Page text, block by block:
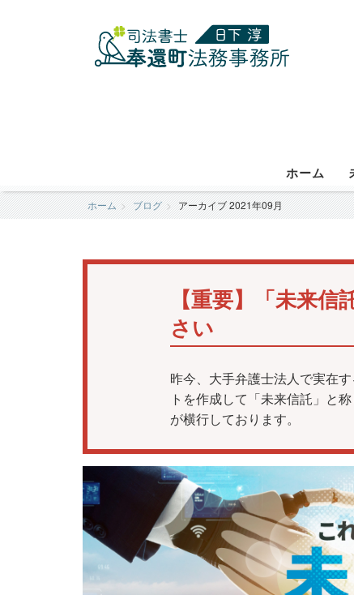
ホーム
ホーム ブログ アーカイブ 2021年09月
【重要】「未来
さい
昨今、大手弁護士法人で実在
トを作成して「未来信託」と
が横行しております。